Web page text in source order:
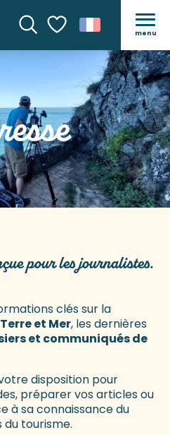
Recherche
Voir les favoris
menu
pour les journalistes.
clés sur la
et Mer, les dernières
et communiqués de
disposition pour
préparer vos articles ou
à sa connaissance du
tourisme.